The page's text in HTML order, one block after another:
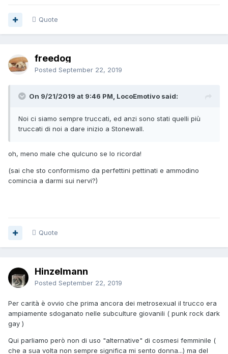
Quote
freedog
Posted September 22, 2019
On 9/21/2019 at 9:46 PM, LocoEmotivo said:
Noi ci siamo sempre truccati, ed anzi sono stati quelli più
truccati di noi a dare inizio a Stonewall.
oh, meno male che qulcuno se lo ricorda!
(sai che sto conformismo da perfettini pettinati e ammodino
comincia a darmi sui nervi?)
Quote
Hinzelmann
Posted September 22, 2019
Per carità è ovvio che prima ancora dei metrosexual il trucco era
ampiamente sdoganato nelle subculture giovanili ( punk rock dark
gay )
Qui parliamo però non di uso "alternative" di cosmesi femminile (
che a sua volta non sempre significa mi sento donna...) ma del